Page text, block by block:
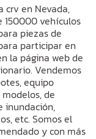
crv en Nevada,
150000 vehículos
piezas de
participar en
la página web de
Vendemos
equipo
de
inundación,
etc. Somos el
y con más